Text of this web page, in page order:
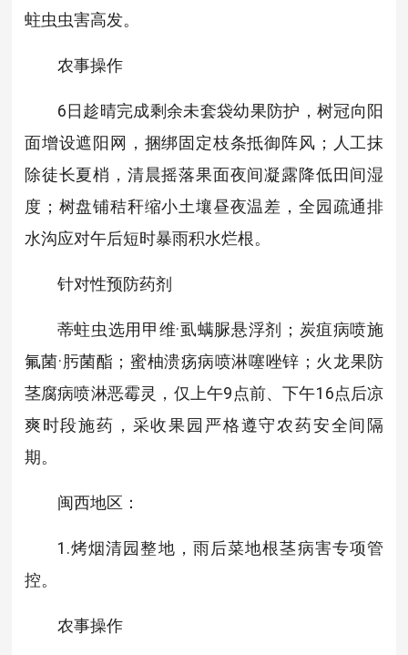
蛀虫虫害高发。
农事操作
6日趁晴完成剩余未套袋幼果防护，树冠向阳
面增设遮阳网，捆绑固定枝条抵御阵风；人工抹
除徒长夏梢，清晨摇落果面夜间凝露降低田间湿
度；树盘铺秸秆缩小土壤昼夜温差，全园疏通排
水沟应对午后短时暴雨积水烂根。
针对性预防药剂
蒂蛀虫选用甲维·虱螨脲悬浮剂；炭疽病喷施
氟菌·肟菌酯；蜜柚溃疡病喷淋噻唑锌；火龙果防
茎腐病喷淋恶霉灵，仅上午9点前、下午16点后凉
爽时段施药，采收果园严格遵守农药安全间隔
期。
闽西地区：
1.烤烟清园整地，雨后菜地根茎病害专项管
控。
农事操作